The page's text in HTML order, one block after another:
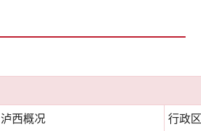
泸西概况 行政